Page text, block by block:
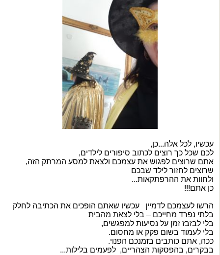
עכשיו, לכל אלה...כן,
לכם שכל כך רוצים לכתוב סיפורים לילדים,
אתם שרוצים לפגוש את עצמכם ולצאת למסע המרתק הזה,
שרוצים לחזור לילד שבכם
ולחוות את ההרפתקאות...
כן אתם!!!
הרשו לעצמכם לדמיין עכשיו שאתם הופכים את הכתיבה לחלק
בלתי נפרד מחייכם – בלי לצאת מהבית
בלי לבזבז זמן על נסיעות למפגשים,
בלי לעמוד בשום פקק או מחסום.
ככה, אתם כותבים בזמנכם הפנוי.
בבקרים, בהפסקות הצהריים, לפעמים בלילות...